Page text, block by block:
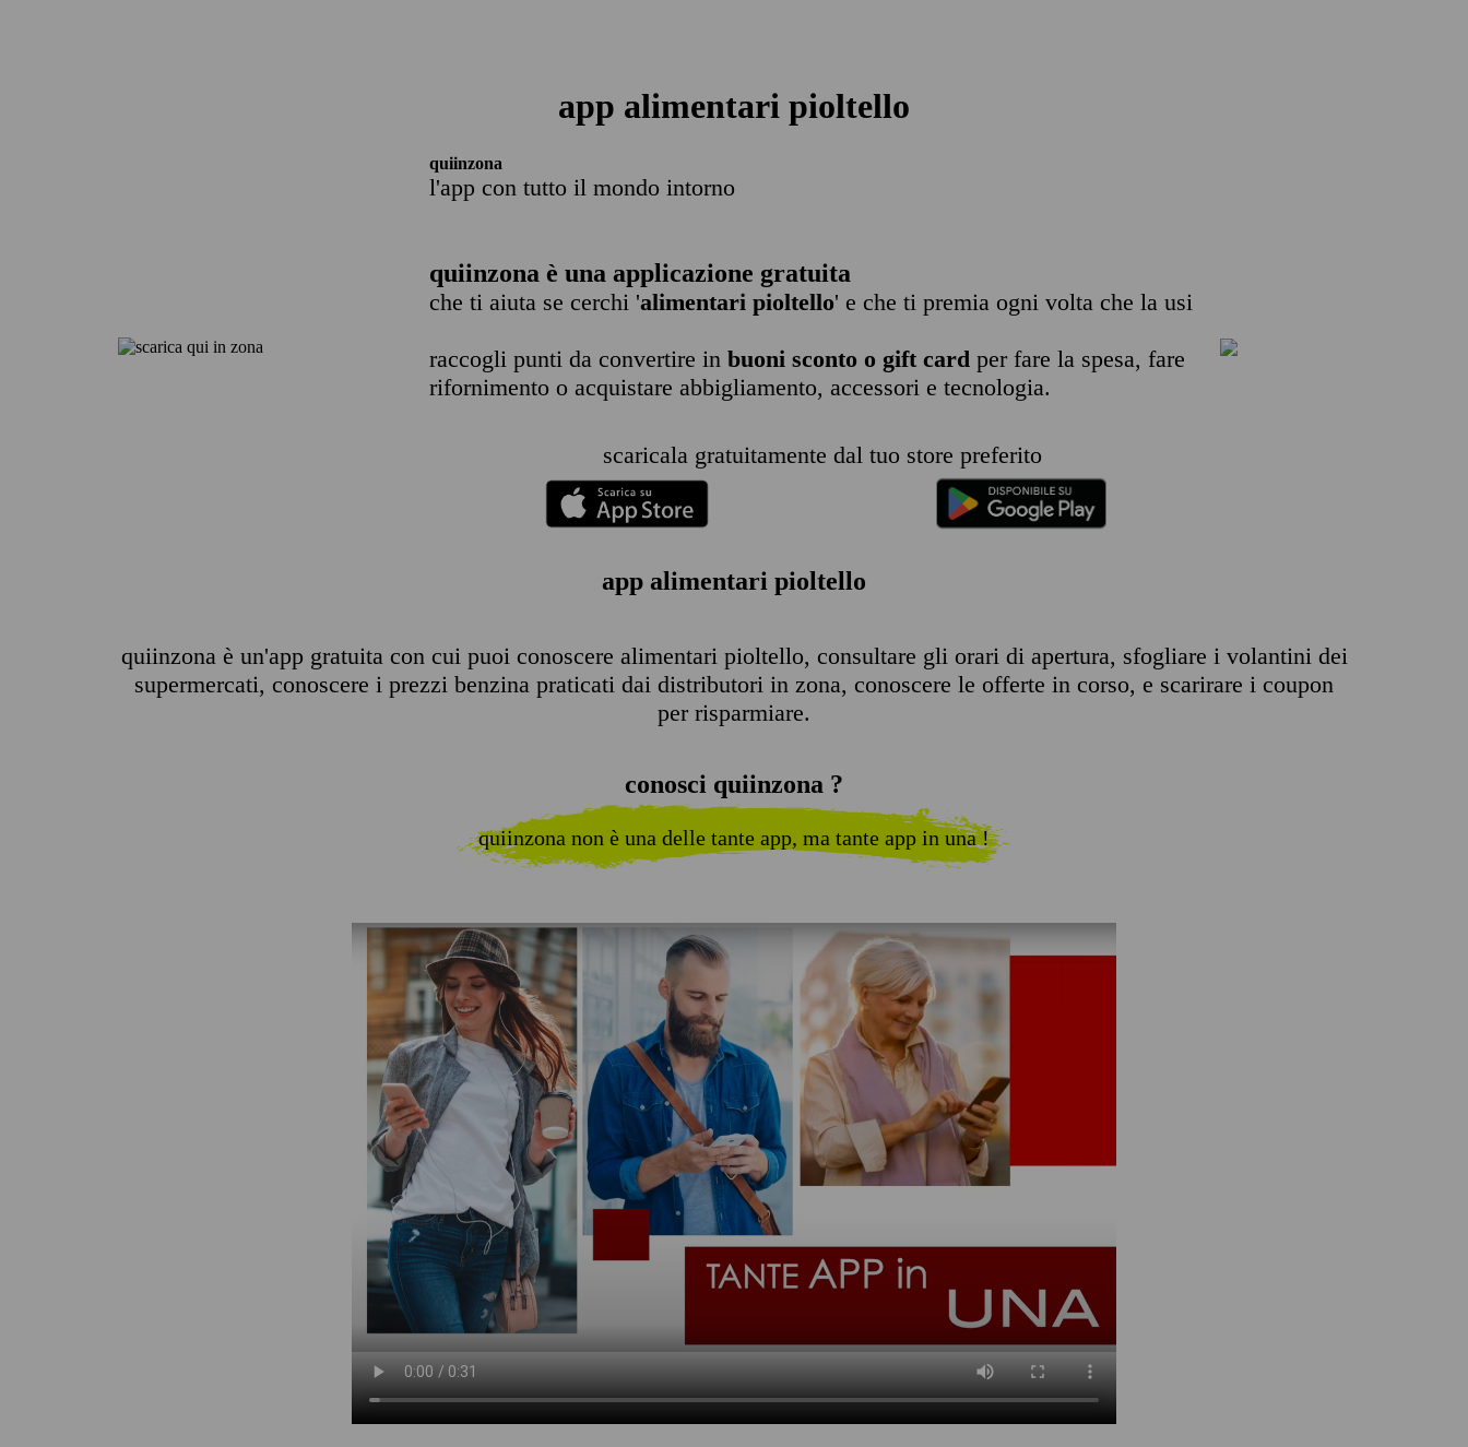
app alimentari pioltello
quiinzona
l'app con tutto il mondo intorno
quiinzona è una applicazione gratuita
che ti aiuta se cerchi 'alimentari pioltello' e che ti premia ogni volta che la usi
raccogli punti da convertire in buoni sconto o gift card per fare la spesa, fare
rifornimento o acquistare abbigliamento, accessori e tecnologia.
scaricala gratuitamente dal tuo store preferito
app alimentari pioltello
quiinzona è un'app gratuita con cui puoi conoscere alimentari pioltello, consultare gli orari di apertura, sfogliare i volantini dei
supermercati, conoscere i prezzi benzina praticati dai distributori in zona, conoscere le offerte in corso, e scarirare i coupon
per risparmiare.
conosci quiinzona ?
quiinzona non è una delle tante app, ma tante app in una !